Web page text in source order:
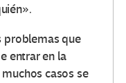
problemas que
entrar en la
casos se